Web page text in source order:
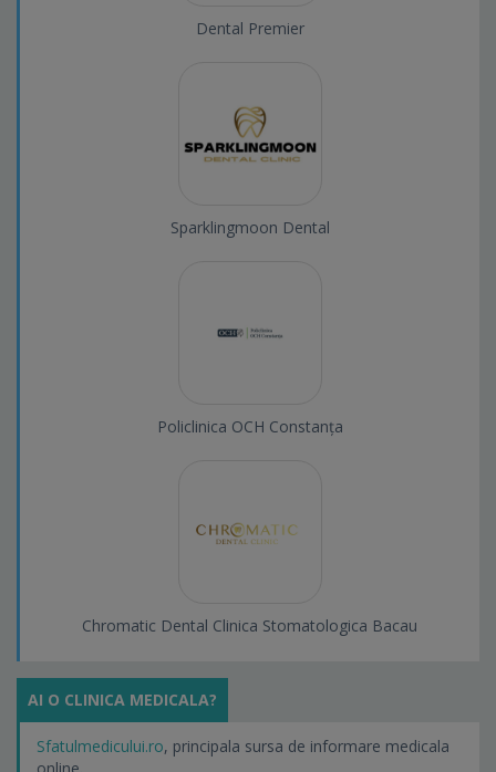
Dental Premier
Sparklingmoon Dental
Policlinica OCH Constanța
Chromatic Dental Clinica Stomatologica Bacau
AI O CLINICA MEDICALA?
Sfatulmedicului.ro, principala sursa de informare medicala